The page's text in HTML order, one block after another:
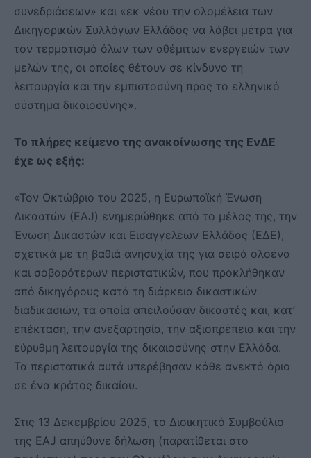
συνεδριάσεων» και «εκ νέου την ολομέλεια των
Δικηγορικών Συλλόγων Ελλάδος να λάβει μέτρα για
τον τερματισμό όλων των αθέμιτων ενεργειών των
μελών της, οι οποίες θέτουν σε κίνδυνο τη
λειτουργία και την εμπιστοσύνη προς το ελληνικό
σύστημα δικαιοσύνης».
Το πλήρες κείμενο της ανακοίνωσης της ΕνΔΕ
έχε ως εξής:
«Τον Οκτώβριο του 2025, η Ευρωπαϊκή Ένωση
Δικαστών (EAJ) ενημερώθηκε από το μέλος της, την
Ένωση Δικαστών και Εισαγγελέων Ελλάδος (ΕΔΕ),
σχετικά με τη βαθιά ανησυχία της για σειρά ολοένα
και σοβαρότερων περιστατικών, που προκλήθηκαν
από δικηγόρους κατά τη διάρκεια δικαστικών
διαδικασιών, τα οποία απειλούσαν δικαστές και, κατ’
επέκταση, την ανεξαρτησία, την αξιοπρέπεια και την
εύρυθμη λειτουργία της δικαιοσύνης στην Ελλάδα.
Τα περιστατικά αυτά υπερέβησαν κάθε ανεκτό όριο
σε ένα κράτος δικαίου.
Στις 13 Δεκεμβρίου 2025, το Διοικητικό Συμβούλιο
της EAJ απηύθυνε δήλωση (παρατίθεται στο